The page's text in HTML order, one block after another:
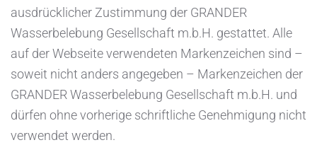
ausdrücklicher Zustimmung der GRANDER
Wasserbelebung Gesellschaft m.b.H. gestattet. Alle
auf der Webseite verwendeten Markenzeichen sind –
soweit nicht anders angegeben – Markenzeichen der
GRANDER Wasserbelebung Gesellschaft m.b.H. und
dürfen ohne vorherige schriftliche Genehmigung nicht
verwendet werden.